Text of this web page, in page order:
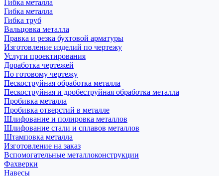
Гибка металла
Гибка металла
Гибка труб
Вальцовка металла
Правка и резка бухтовой арматуры
Изготовление изделий по чертежу
Услуги проектирования
Доработка чертежей
По готовому чертежу
Пескоструйная обработка металла
Пескоструйная и дробеструйная обработка металла
Пробивка металла
Пробивка отверстий в металле
Шлифование и полировка металлов
Шлифование стали и сплавов металлов
Штамповка металла
Изготовление на заказ
Вспомогательные металлоконструкции
Фахверки
Навесы